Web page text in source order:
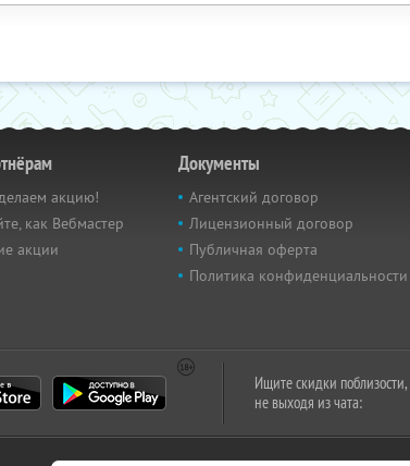
акцию!
как Вебмастер
акции
Документы
Агентский договор
Лицензионный договор
Публичная оферта
Политика конфиденциальности
Ищите скидки поблизости,
не выходя из чата: